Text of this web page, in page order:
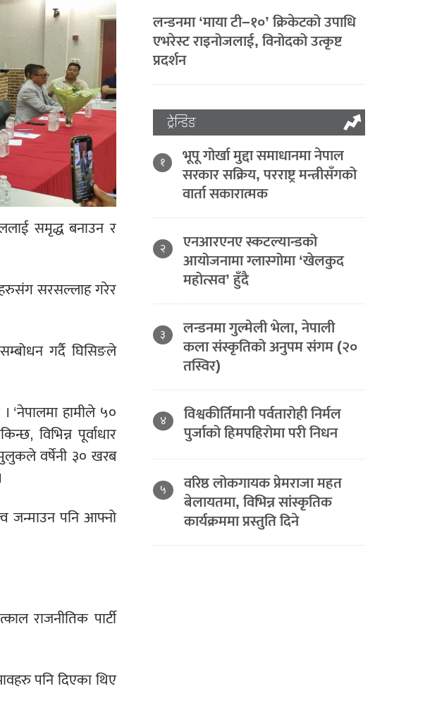
समृद्ध बनाउन र
सरसल्लाह गरेर
गर्दै घिसिङले
‘नेपालमा हामीले ५०
विभिन्न पूर्वाधार
वर्षेनी ३० खरब
जन्माउन पनि आफ्नो
राजनीतिक पार्टी
पनि दिएका थिए
लन्डनमा ‘माया टी–१०’ क्रिकेटको उपाधि
एभरेस्ट राइनोजलाई, विनोदको उत्कृष्ट
प्रदर्शन
ट्रेन्डिङ
१ भूपू गोर्खा मुद्दा समाधानमा नेपाल
सरकार सक्रिय, परराष्ट्र मन्त्रीसँगको
वार्ता सकारात्मक
२ एनआरएनए स्कटल्यान्डको
आयोजनामा ग्लास्गोमा ‘खेलकुद
महोत्सव’ हुँदै
३ लन्डनमा गुल्मेली भेला, नेपाली
कला संस्कृतिको अनुपम संगम (२०
तस्विर)
४ विश्वकीर्तिमानी पर्वतारोही निर्मल
पुर्जाको हिमपहिरोमा परी निधन
५ वरिष्ठ लोकगायक प्रेमराजा महत
बेलायतमा, विभिन्न सांस्कृतिक
कार्यक्रममा प्रस्तुति दिने